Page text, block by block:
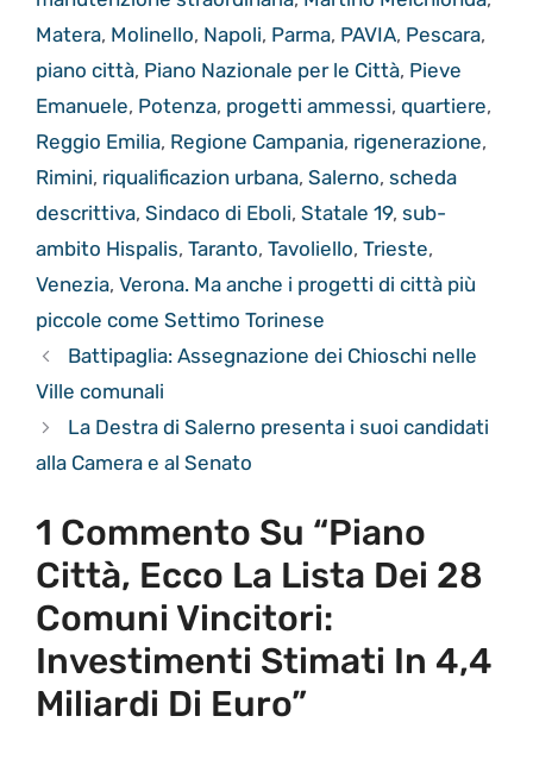
Matera, Molinello, Napoli, Parma, PAVIA, Pescara,
piano città, Piano Nazionale per le Città, Pieve
Emanuele, Potenza, progetti ammessi, quartiere,
Reggio Emilia, Regione Campania, rigenerazione,
Rimini, riqualificazion urbana, Salerno, scheda
descrittiva, Sindaco di Eboli, Statale 19, sub-
ambito Hispalis, Taranto, Tavoliello, Trieste,
Venezia, Verona. Ma anche i progetti di città più
piccole come Settimo Torinese
Battipaglia: Assegnazione dei Chioschi nelle
Ville comunali
La Destra di Salerno presenta i suoi candidati
alla Camera e al Senato
1 Commento Su “Piano
Città, Ecco La Lista Dei 28
Comuni Vincitori:
Investimenti Stimati In 4,4
Miliardi Di Euro”